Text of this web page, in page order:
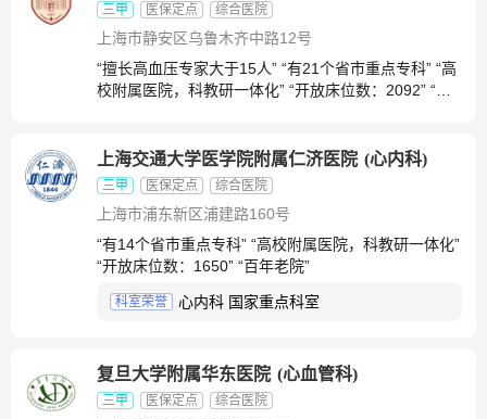
三甲 医保定点 综合医院
上海市静安区乌鲁木齐中路12号
“擅长高血压专家大于15人” “有21个省市重点专科” “高
校附属医院，科教研一体化” “开放床位数：2092” “百
上海交通大学医学院附属仁济医院 (心内科)
三甲 医保定点 综合医院
上海市浦东新区浦建路160号
“有14个省市重点专科” “高校附属医院，科教研一体化”
“开放床位数：1650” “百年老院”
科室荣誉 心内科 国家重点科室
复旦大学附属华东医院 (心血管科)
三甲 医保定点 综合医院